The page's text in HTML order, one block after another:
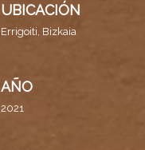
UBICACIÓN
Errigoiti, Bizkaia
AÑO
2021